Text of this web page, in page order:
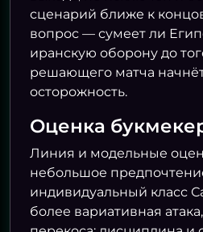
сценарий ближе к
вопрос — сумеет ли
иранскую оборону до
решающего матча
осторожность.
Оценка
Линия и модельные
небольшое
индивидуальный класс
более вариативная